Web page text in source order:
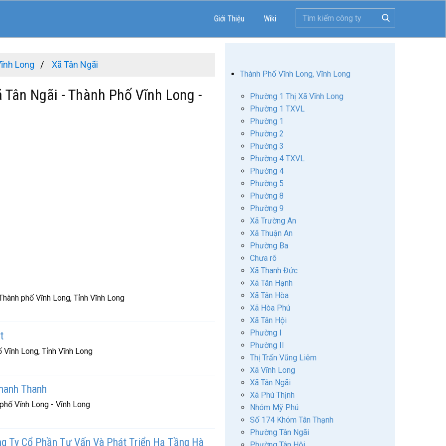
Giới Thiệu Wiki
Long Xã Tân Ngãi
Ngãi - Thành Phố Vĩnh Long -
phố Vĩnh Long, Tỉnh Vĩnh Long
Vĩnh Long, Tỉnh Vĩnh Long
Thanh
Vĩnh Long - Vĩnh Long
Ty Cổ Phần Tư Vấn Và Phát Triển Hạ Tầng Hà
Thành Phố Vĩnh Long, Vĩnh Long
Phường 1 Thị Xã Vĩnh Long
Phường 1 TXVL
Phường 1
Phường 2
Phường 3
Phường 4 TXVL
Phường 4
Phường 5
Phường 8
Phường 9
Xã Trường An
Xã Thuận An
Phường Ba
Chưa rõ
Xã Thanh Đức
Xã Tân Hạnh
Xã Tân Hòa
Xã Hòa Phú
Xã Tân Hội
Phường I
Phường II
Thị Trấn Vũng Liêm
Xã Vĩnh Long
Xã Tân Ngãi
Xã Phú Thịnh
Nhóm Mỹ Phú
Số 174 Khóm Tân Thạnh
Phường Tân Ngãi